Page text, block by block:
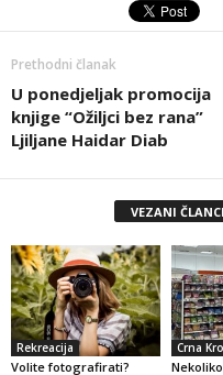
Prethodni članak
U ponedjeljak promocija
knjige “Ožiljci bez rana”
Ljiljane Haidar Diab
VEZANI ČLANCI
Rekreacija
Volite fotografirati?
Crna